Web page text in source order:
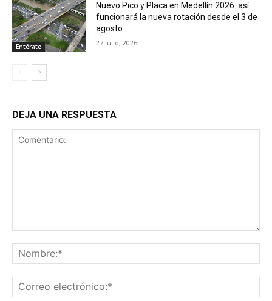
Entérate
Nuevo Pico y Placa en Medellín 2026: así
funcionará la nueva rotación desde el 3 de
agosto
27 julio, 2026
DEJA UNA RESPUESTA